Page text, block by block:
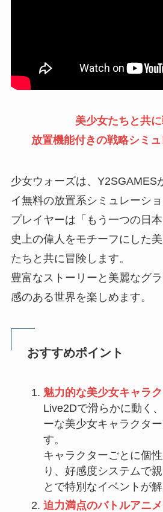
美少女たちと共に
放置機能付きの戦略シミ
少女ウォーズは、Y2SGAMES
イ無料の放置系シミュレーショ
プレイヤーは「もう一つの日
史上の偉人をモチーフにした
たちと共に冒険します。
豊富なストーリーと美麗なグ
感のある世界を楽しめます。
おすすめポイント
魅力的な美少女キャラ
Live2Dで滑らかに動く
ーな美少女キャラクタ
す。
キャラクターごとに個
り、好感度システムで
とで特別なイベントが解
迫力満点のバトルアニ